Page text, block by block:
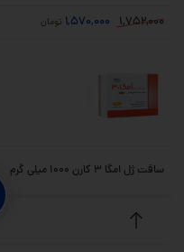
1,752,000
1,570,000 تومان
سافت ژل امگا 3 کارن 1000 میلی گرم
651,200